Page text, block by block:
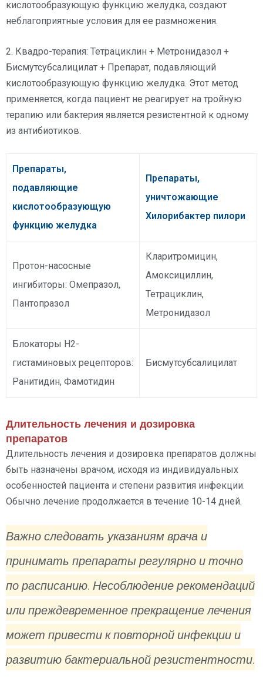
кислотообразующую функцию желудка, создают
неблагоприятные условия для ее размножения.
2. Квадро-терапия: Тетрациклин + Метронидазол +
Бисмутсубсалицилат + Препарат, подавляющий
кислотообразующую функцию желудка. Этот метод
применяется, когда пациент не реагирует на тройную
терапию или бактерия является резистентной к одному
из антибиотиков.
Препараты,
подавляющие
кислотообразующую
функцию желудка
Препараты,
уничтожающие
Хилорибактер пилори
Протон-насосные
ингибиторы: Омепразол,
Пантопразол
Кларитромицин,
Амоксициллин,
Тетрациклин,
Метронидазол
Блокаторы H2-
гистаминовых рецепторов:
Ранитидин, Фамотидин
Бисмутсубсалицилат
Длительность лечения и дозировка
препаратов
Длительность лечения и дозировка препаратов должны
быть назначены врачом, исходя из индивидуальных
особенностей пациента и степени развития инфекции.
Обычно лечение продолжается в течение 10-14 дней.
Важно следовать указаниям врача и
принимать препараты регулярно и точно
по расписанию. Несоблюдение рекомендаций
или преждевременное прекращение лечения
может привести к повторной инфекции и
развитию бактериальной резистентности.